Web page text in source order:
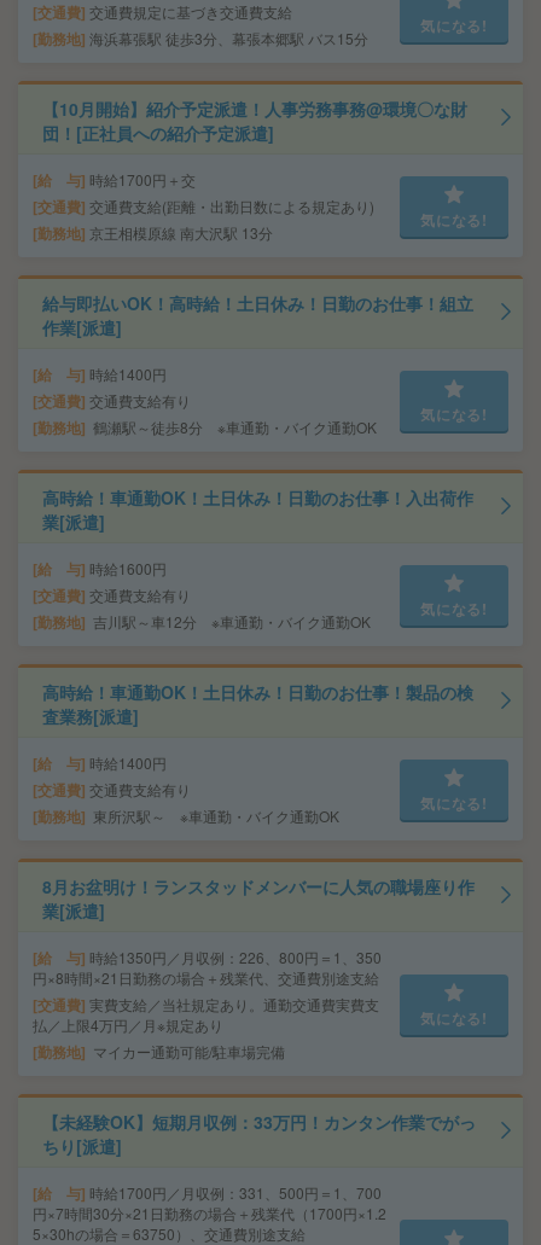
交通費 交通費規定に基づき交通費支給
勤務地 海浜幕張駅 徒歩3分、幕張本郷駅 バス15分
気になる!
【10月開始】紹介予定派遣！人事労務事務@環境〇な財
団！[正社員への紹介予定派遣]
給 与 時給1700円＋交
交通費 交通費支給(距離・出勤日数による規定あり)
勤務地 京王相模原線 南大沢駅 13分
気になる!
給与即払いOK！高時給！土日休み！日勤のお仕事！組立
作業[派遣]
給 与 時給1400円
交通費 交通費支給有り
勤務地 鶴瀬駅～徒歩8分 ※車通勤・バイク通勤OK
気になる!
高時給！車通勤OK！土日休み！日勤のお仕事！入出荷作
業[派遣]
給 与 時給1600円
交通費 交通費支給有り
勤務地 吉川駅～車12分 ※車通勤・バイク通勤OK
気になる!
高時給！車通勤OK！土日休み！日勤のお仕事！製品の検
査業務[派遣]
給 与 時給1400円
交通費 交通費支給有り
勤務地 東所沢駅～ ※車通勤・バイク通勤OK
気になる!
8月お盆明け！ランスタッドメンバーに人気の職場座り作
業[派遣]
給 与 時給1350円／月収例：226、800円＝1、350
円×8時間×21日勤務の場合＋残業代、交通費別途支給
交通費 実費支給／当社規定あり。通勤交通費実費支
払／上限4万円／月※規定あり
勤務地 マイカー通勤可能/駐車場完備
気になる!
【未経験OK】短期月収例：33万円！カンタン作業でがっ
ちり[派遣]
給 与 時給1700円／月収例：331、500円＝1、700
円×7時間30分×21日勤務の場合＋残業代（1700円×1.2
5×30hの場合＝63750）、交通費別途支給